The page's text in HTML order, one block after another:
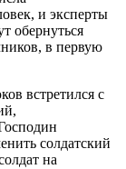
и эксперты
обернуться
в первую
встретился с
солдатский
на